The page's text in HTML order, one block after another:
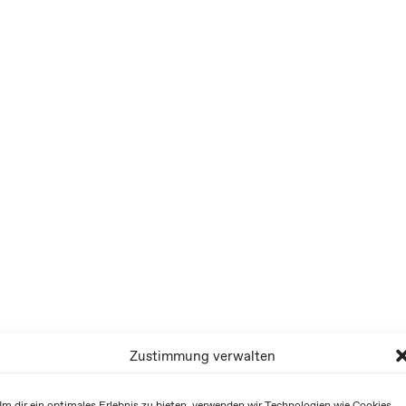
Zustimmung verwalten